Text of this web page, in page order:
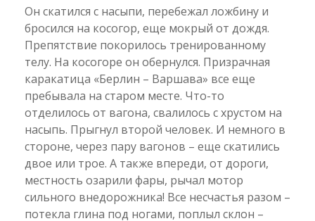
Он скатился с насыпи, перебежал ложбину и
бросился на косогор, еще мокрый от дождя.
Препятствие покорилось тренированному
телу. На косогоре он обернулся. Призрачная
каракатица «Берлин – Варшава» все еще
пребывала на старом месте. Что-то
отделилось от вагона, свалилось с хрустом на
насыпь. Прыгнул второй человек. И немного в
стороне, через пару вагонов – еще скатились
двое или трое. А также впереди, от дороги,
местность озарили фары, рычал мотор
сильного внедорожника! Все несчастья разом –
потекла глина под ногами, поплыл склон –